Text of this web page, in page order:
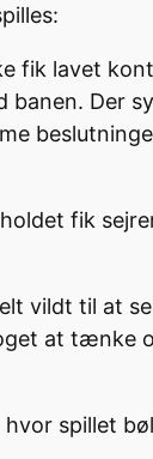
fik lavet
Der
fik
vildt til at
at tænke
spillet